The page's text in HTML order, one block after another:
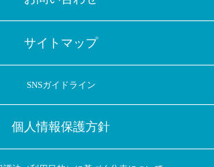
サイトマップ
SNSガイドライン
個人情報保護方針